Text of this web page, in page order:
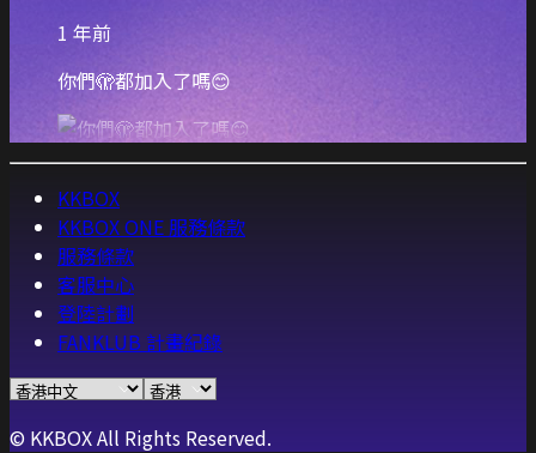
1 年前
你們🫣都加入了嗎😊
KKBOX
KKBOX ONE 服務條款
服務條款
客服中心
登陸計劃
FANKLUB 計畫紀錄
© KKBOX All Rights Reserved.